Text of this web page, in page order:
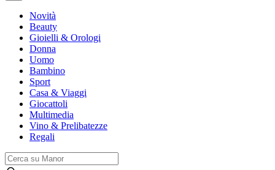
Novità
Beauty
Gioielli & Orologi
Donna
Uomo
Bambino
Sport
Casa & Viaggi
Giocattoli
Multimedia
Vino & Prelibatezze
Regali